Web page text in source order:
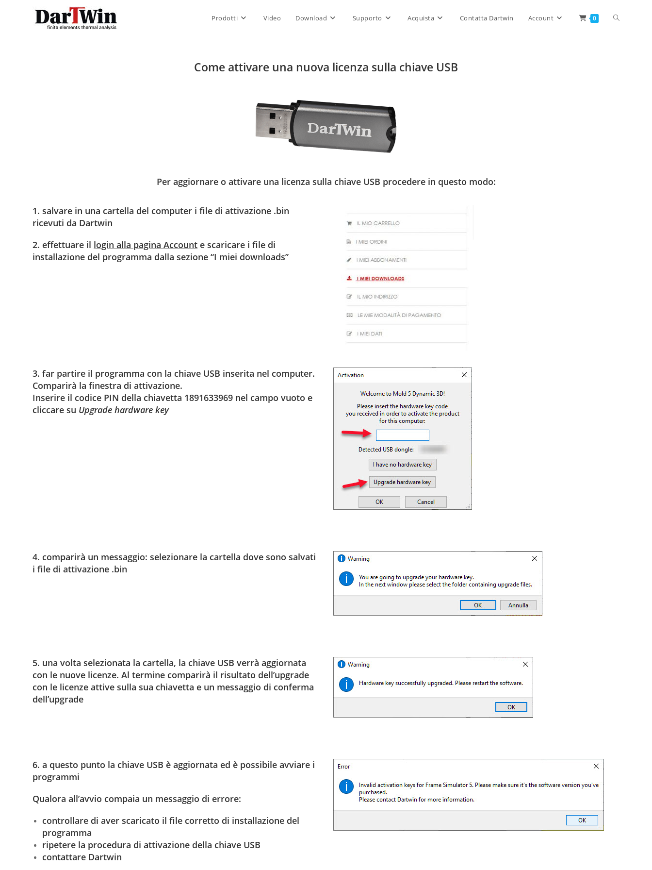
Prodotti Video Download Supporto Acquista Contatta Dartwin Account 0 Attiva/
Come attivare una nuova licenza sulla chiave USB
Per aggiornare o attivare una licenza sulla chiave USB procedere in questo modo:
1. salvare in una cartella del computer i file di attivazione .bin
ricevuti da Dartwin
2. effettuare il login alla pagina Account e scaricare i file di
installazione del programma dalla sezione “I miei downloads”
3. far partire il programma con la chiave USB inserita nel computer.
Comparirà la finestra di attivazione.
Inserire il codice PIN della chiavetta 1891633969 nel campo vuoto e
cliccare su Upgrade hardware key
4. comparirà un messaggio: selezionare la cartella dove sono salvati
i file di attivazione .bin
5. una volta selezionata la cartella, la chiave USB verrà aggiornata
con le nuove licenze. Al termine comparirà il risultato dell’upgrade
con le licenze attive sulla sua chiavetta e un messaggio di conferma
dell’upgrade
6. a questo punto la chiave USB è aggiornata ed è possibile avviare i
programmi
Qualora all’avvio compaia un messaggio di errore:
controllare di aver scaricato il file corretto di installazione del
programma
ripetere la procedura di attivazione della chiave USB
contattare Dartwin